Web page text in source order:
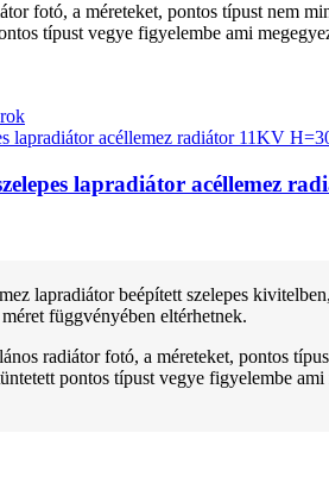
fotó, a méreteket, pontos típust nem
típust vegye figyelembe ami
lapradiátor acéllemez
lapradiátor beépített szelepes
függvényében eltérhetnek.
radiátor fotó, a méreteket, pontos
pontos típust vegye figyelembe